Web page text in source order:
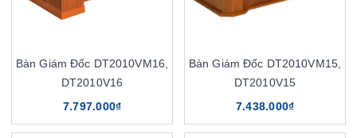
Bàn Giám Đốc DT2010VM16,
DT2010V16
7.797.000₫
Bàn Giám Đốc DT2010VM15,
DT2010V15
7.438.000₫